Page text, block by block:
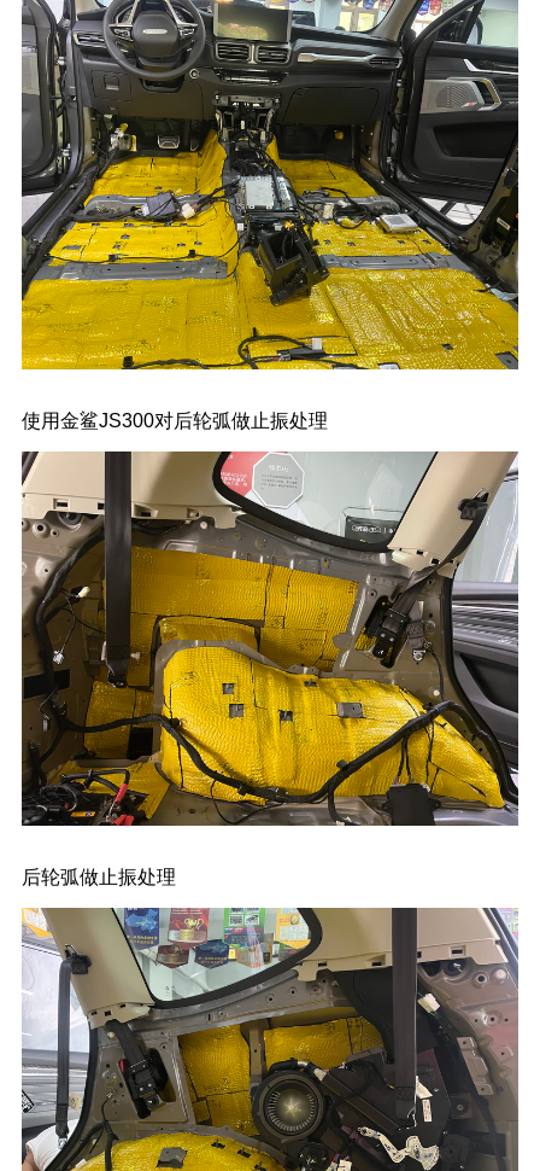
使用金鲨JS300对后轮弧做止振处理
后轮弧做止振处理